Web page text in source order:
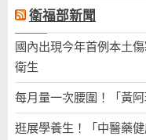
衛福部新聞
國內出現今年首例本土
衛生
每月量一次腰圍！「黃
逛展學養生！「中醫藥